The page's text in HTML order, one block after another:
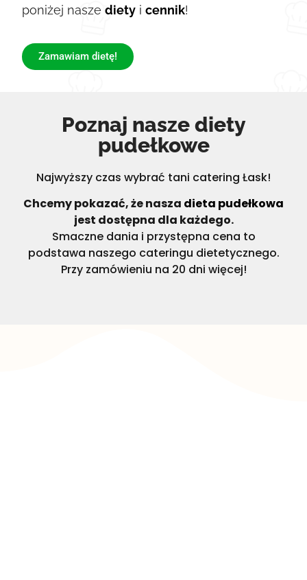
poniżej naszediety icennik!
Zamawiam dietę!
Poznaj nasze diety
pudełkowe
Najwyższy czas wybrać tani catering Łask!
Chcemy pokazać, że nasza dieta pudełkowa
jest dostępna dla każdego.
Smaczne dania i przystępna cena to
podstawa naszego cateringu dietetycznego.
Przy zamówieniu na 20 dni więcej!